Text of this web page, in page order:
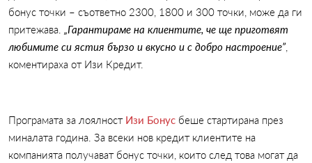
бонус точки – съответно 2300, 1800 и 300 точки, може да ги
притежава. „Гарантираме на клиентите, че ще приготвят
любимите си ястия бързо и вкусно и с добро настроение”,
коментираха от Изи Кредит.
Програмата за лоялност Изи Бонус беше стартирана през
миналата година. За всеки нов кредит клиентите на
компанията получават бонус точки, които след това могат да